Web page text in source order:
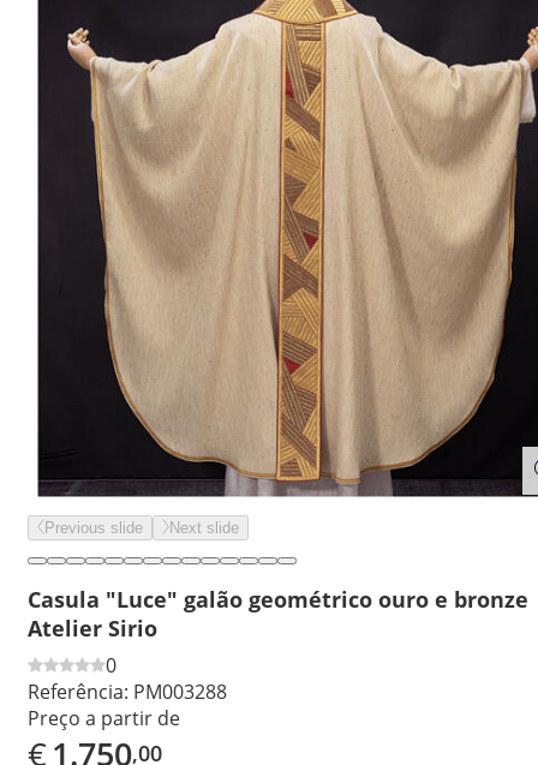
Previous slide Next slide
Casula "Luce" galão geométrico ouro e bronze
Atelier Sirio
0
Referência: PM003288
Preço a partir de
€1.750,00